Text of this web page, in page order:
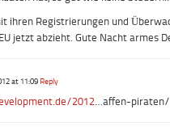
ihren Registrierungen und
jetzt abzieht. Gute Nacht armes
at 11:09 Reply
2012…affen-